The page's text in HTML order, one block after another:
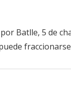
Batlle, 5 de